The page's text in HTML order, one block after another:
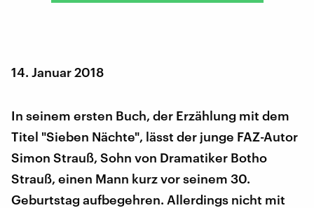
14. Januar 2018
In seinem ersten Buch, der Erzählung mit dem
Titel "Sieben Nächte", lässt der junge FAZ-Autor
Simon Strauß, Sohn von Dramatiker Botho
Strauß, einen Mann kurz vor seinem 30.
Geburtstag aufbegehren. Allerdings nicht mit